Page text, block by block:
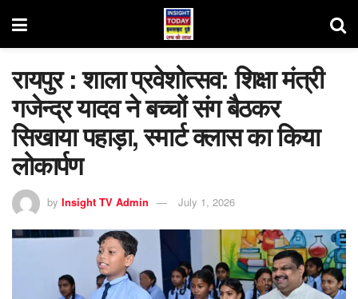
रायपुर : शाला प्रवेशोत्सव: शिक्षा मंत्री
गजेन्द्र यादव ने बच्चों संग बैठकर
सिखाया पहाड़ा, स्मार्ट क्लास का किया
लोकार्पण
by Insight TV Admin July 1, 2026